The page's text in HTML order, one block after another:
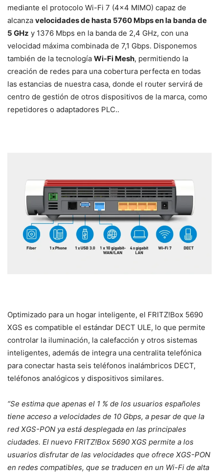
mediante el protocolo Wi-Fi 7 (4×4 MIMO) capaz de
alcanza velocidades de hasta 5760 Mbps en la banda de
5 GHz y 1376 Mbps en la banda de 2,4 GHz, con una
velocidad máxima combinada de 7,1 Gbps. Disponemos
también de la tecnología Wi-Fi Mesh, permitiendo la
creación de redes para una cobertura perfecta en todas
las estancias de nuestra casa, donde el router servirá de
centro de gestión de otros dispositivos de la marca, como
repetidores o adaptadores PLC..
Optimizado para un hogar inteligente, el FRITZ!Box 5690
XGS es compatible el estándar DECT ULE, lo que permite
controlar la iluminación, la calefacción y otros sistemas
inteligentes, además de integra una centralita telefónica
para conectar hasta seis teléfonos inalámbricos DECT,
teléfonos analógicos y dispositivos similares.
“Se estima que apenas el 1 % de los usuarios españoles
tiene acceso a velocidades de 10 Gbps, a pesar de que la
red XGS-PON ya está desplegada en las principales
ciudades. El nuevo FRITZ!Box 5690 XGS permite a los
usuarios disfrutar de las velocidades que ofrece XGS-PON
en redes compatibles, que se traducen en un Wi-Fi de alta